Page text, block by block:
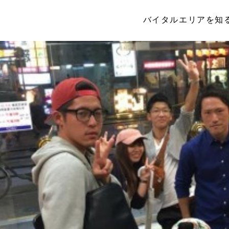
バイタルエリアを知